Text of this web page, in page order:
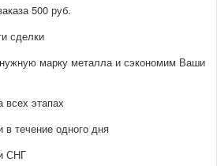
500 руб.
сделки
марку металла и сэкономим Ваши
всех этапах
в течение одного дня
СНГ